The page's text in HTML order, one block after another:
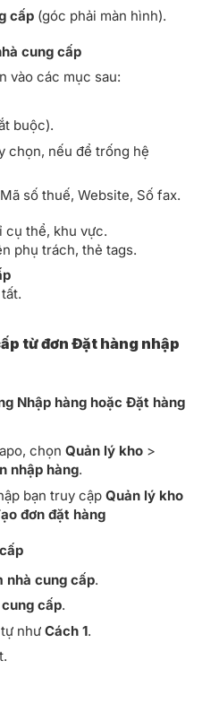
cấp (góc phải màn hình).
cung cấp
vào các mục sau:
buộc).
chọn, nếu để trống hệ
số thuế, Website, Số fax.
cụ thể, khu vực.
phụ trách, thẻ tags.
từ đơn Đặt hàng nhập
Nhập hàng hoặc Đặt hàng
chọn Quản lý kho >
nhập hàng.
bạn truy cập Quản lý kho
đơn đặt hàng
nhà cung cấp.
cấp.
như Cách 1.